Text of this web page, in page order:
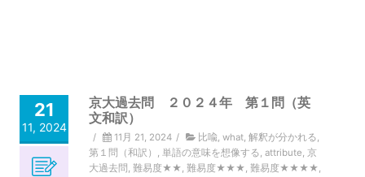
21
11, 2024
京大過去問 ２０２４年 第１問（英
文和訳）
/ 11月 21, 2024 / 比喩, what, 解釈が分かれる,
第１問（和訳） , 単語の意味を想像する, attribute, 京
大過去問 , 難易度★★, 難易度★★★, 難易度★★★★,